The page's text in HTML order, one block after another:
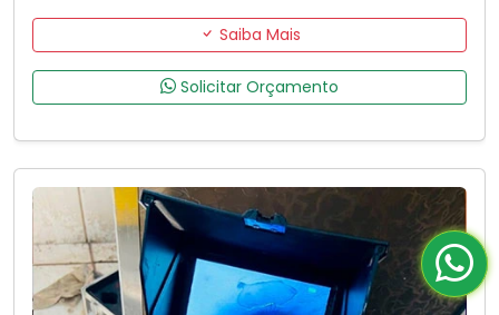
Saiba Mais
Solicitar Orçamento